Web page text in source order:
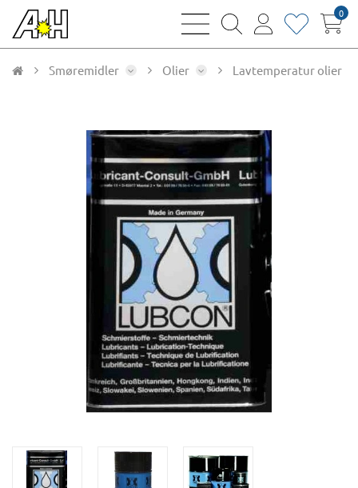
bars
magnifying
user
heart0
Smøremidler Olier Lavtemperatur olier